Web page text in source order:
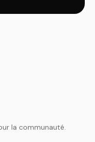
la communauté.